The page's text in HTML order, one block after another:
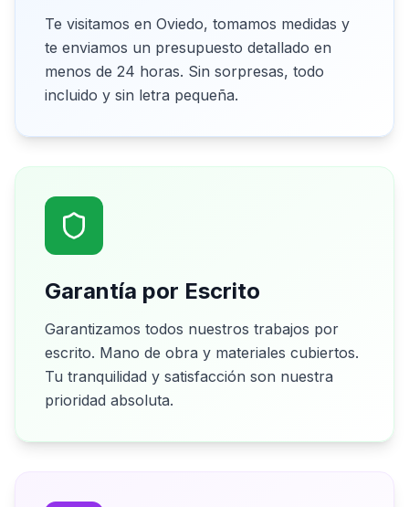
Te visitamos en Oviedo, tomamos medidas y
te enviamos un presupuesto detallado en
menos de 24 horas. Sin sorpresas, todo
incluido y sin letra pequeña.
Garantía por Escrito
Garantizamos todos nuestros trabajos por
escrito. Mano de obra y materiales cubiertos.
Tu tranquilidad y satisfacción son nuestra
prioridad absoluta.